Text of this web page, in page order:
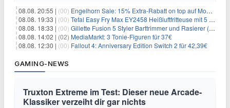
08.08. 20:55 | (00) Engelhorn Sale: 15% Extra-Rabatt on top auf Mode- und Sport-Artikel
08.08. 19:33 | (00) Tefal Easy Fry Max EY2458 Heißluftfritteuse mit 5 Litern für 64,99€
08.08. 18:33 | (00) Gillette Fusion 5 Styler Barttrimmer und Rasierer (All in One) für 16€
08.08. 14:02 | (02) MediaMarkt: 3 Tonie-Figuren für 37€
08.08. 12:30 | (00) Fallout 4: Anniversary Edition Switch 2 für 42,39€
GAMING-NEWS
Truxton Extreme im Test: Dieser neue Arcade-
Klassiker verzeiht dir gar nichts